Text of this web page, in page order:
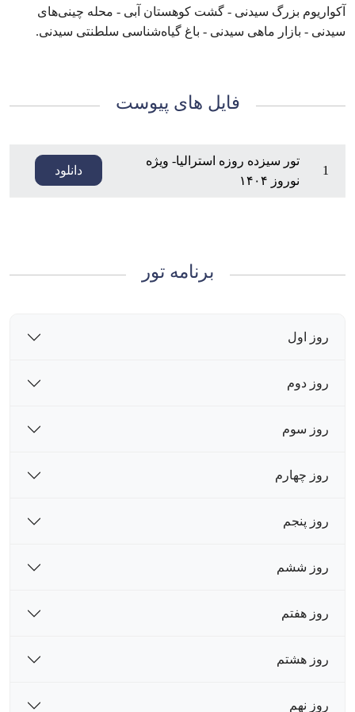
آکواریوم بزرگ سیدنی - گشت کوهستان آبی - محله چینی‌های
سیدنی - بازار ماهی سیدنی - باغ گیاه‌شناسی سلطنتی سیدنی.
فایل های پیوست
1
تور سیزده روزه استرالیا- ویژه
نوروز ۱۴۰۴
دانلود
برنامه تور
روز اول
روز دوم
روز سوم
روز چهارم
روز پنجم
روز ششم
روز هفتم
روز هشتم
روز نهم